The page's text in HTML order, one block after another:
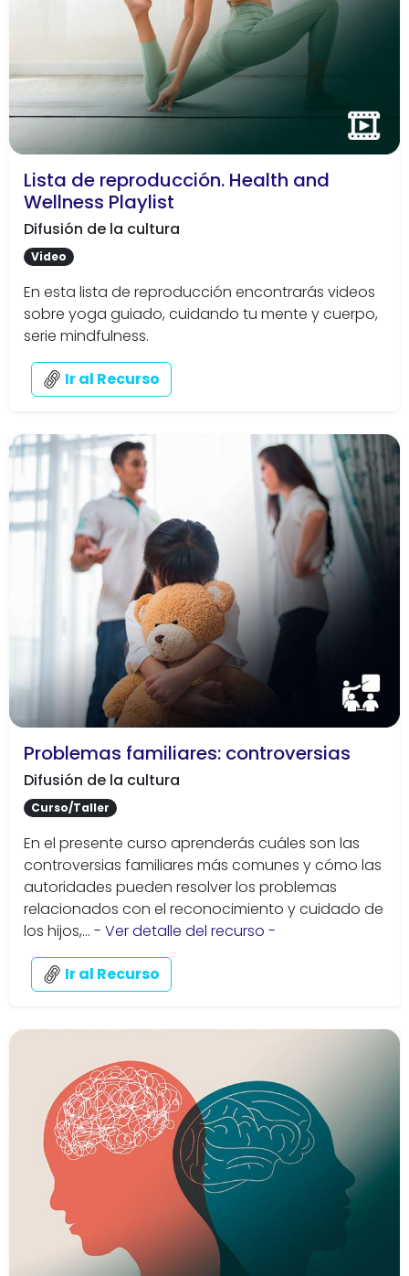
Lista de reproducción. Health and
Wellness Playlist
Difusión de la cultura
Video
En esta lista de reproducción encontrarás videos
sobre yoga guiado, cuidando tu mente y cuerpo,
serie mindfulness.
Ir al Recurso
Problemas familiares: controversias
Difusión de la cultura
Curso/Taller
En el presente curso aprenderás cuáles son las
controversias familiares más comunes y cómo las
autoridades pueden resolver los problemas
relacionados con el reconocimiento y cuidado de
los hijos,... - Ver detalle del recurso -
Ir al Recurso